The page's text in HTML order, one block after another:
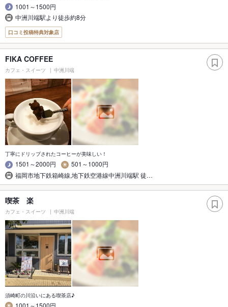
1001～1500円
中洲川端駅より徒歩約8分
口コミ投稿特典対象店
FIKA COFFEE
カフェ・スイーツ 中洲川端
丁寧にドリップされたコーヒーが美味しい！
1501～2000円
501～1000円
福岡市地下鉄箱崎線,地下鉄空港線中洲川端駅 徒…
喫茶 楽
カフェ・スイーツ 中洲川端
須崎町の川沿いにある喫茶店♪
1001～1500円